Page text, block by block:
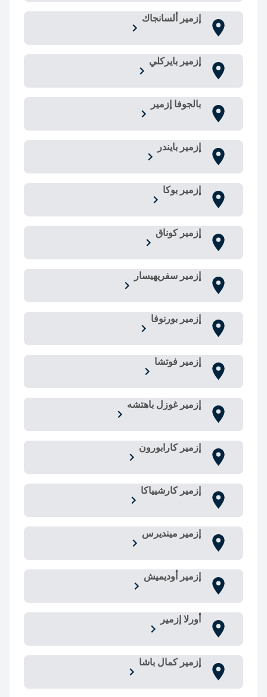
إزمير ألسانجاك
إزمير بايركلي
بالجوفا إزمير
إزمير بايندر
إزمير بوكا
إزمير كوناق
إزمير سفريهيسار
إزمير بورنوفا
إزمير فوتشا
إزمير غوزل باهتشه
إزمير كارابورون
إزمير كارشيياكا
إزمير مينديرس
إزمير أوديميش
أورلا إزمير
إزمير كمال باشا